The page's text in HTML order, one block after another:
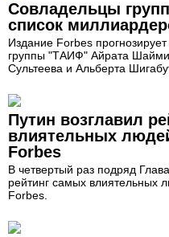
Совладельцы
список
Издание Forbes
группы "ТАИФ" Айрата
Сультеева и Альберта
Путин возглавил
влиятельных
Forbes
В четвертый раз подряд
рейтинг самых влиятельных
Forbes.